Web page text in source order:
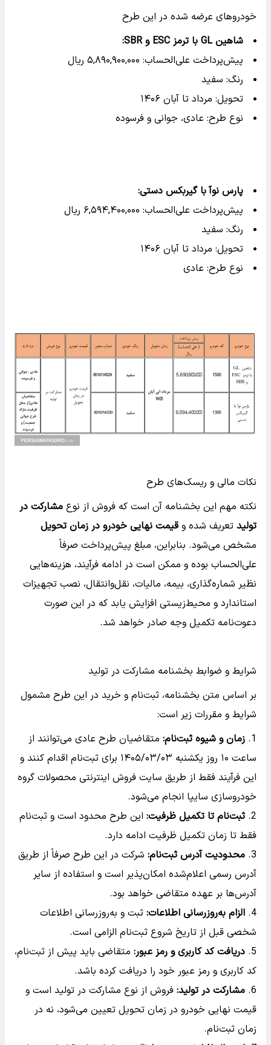
خودروهای عرضه شده در این طرح
شاهین GL با ترمز ESC و SBR:
پیش‌پرداخت علی‌الحساب: ۵,۸۹۰,۹۰۰,۰۰۰ ریال
رنگ: سفید
تحویل: مرداد تا آبان ۱۴۰۶
نوع طرح: عادی، جوانی و فرسوده
پارس نوآ با گیربکس دستی:
پیش‌پرداخت علی‌الحساب: ۶,۵۹۴,۴۰۰,۰۰۰ ریال
رنگ: سفید
تحویل: مرداد تا آبان ۱۴۰۶
نوع طرح: عادی
نکات مالی و ریسک‌های طرح
نکته مهم این بخشنامه آن است که فروش از نوع مشارکت در
تولید تعریف شده و قیمت نهایی خودرو در زمان تحویل
مشخص می‌شود. بنابراین، مبلغ پیش‌پرداخت صرفاً
علی‌الحساب بوده و ممکن است در ادامه فرآیند، هزینه‌هایی
نظیر شماره‌گذاری، بیمه، مالیات، نقل‌وانتقال، نصب تجهیزات
استاندارد و محیط‌زیستی افزایش یابد که در این صورت
دعوت‌نامه تکمیل وجه صادر خواهد شد.
شرایط و ضوابط بخشنامه مشارکت در تولید
بر اساس متن بخشنامه، ثبت‌نام و خرید در این طرح مشمول
شرایط و مقررات زیر است:
زمان و شیوه ثبت‌نام: متقاضیان طرح عادی می‌توانند از
ساعت ۱۰ روز یکشنبه ۱۴۰۵/۰۳/۰۳ برای ثبت‌نام اقدام کنند و
این فرآیند فقط از طریق سایت فروش اینترنتی محصولات گروه
خودروسازی سایپا انجام می‌شود.
ثبت‌نام تا تکمیل ظرفیت: این طرح محدود است و ثبت‌نام
فقط تا زمان تکمیل ظرفیت ادامه دارد.
محدودیت آدرس ثبت‌نام: شرکت در این طرح صرفاً از طریق
آدرس رسمی اعلام‌شده امکان‌پذیر است و استفاده از سایر
آدرس‌ها بر عهده متقاضی خواهد بود.
الزام به‌روزرسانی اطلاعات: ثبت و به‌روزرسانی اطلاعات
شخصی قبل از تاریخ شروع ثبت‌نام الزامی است.
دریافت کد کاربری و رمز عبور: متقاضی باید پیش از ثبت‌نام،
کد کاربری و رمز عبور خود را دریافت کرده باشد.
مشارکت در تولید: فروش از نوع مشارکت در تولید است و
قیمت نهایی خودرو در زمان تحویل تعیین می‌شود، نه در
زمان ثبت‌نام.